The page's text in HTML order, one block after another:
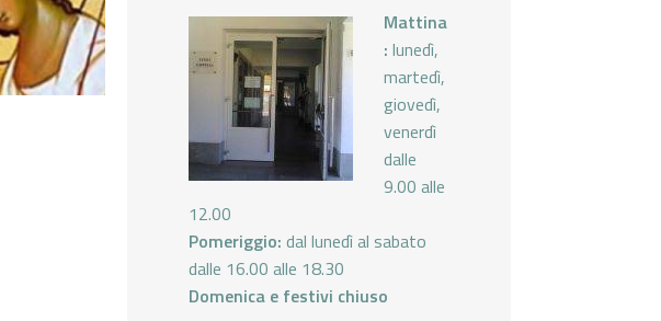
Mattina
: lunedì,
martedì,
giovedì,
venerdì
dalle
9.00 alle
12.00
Pomeriggio: dal lunedì al sabato
dalle 16.00 alle 18.30
Domenica e festivi chiuso